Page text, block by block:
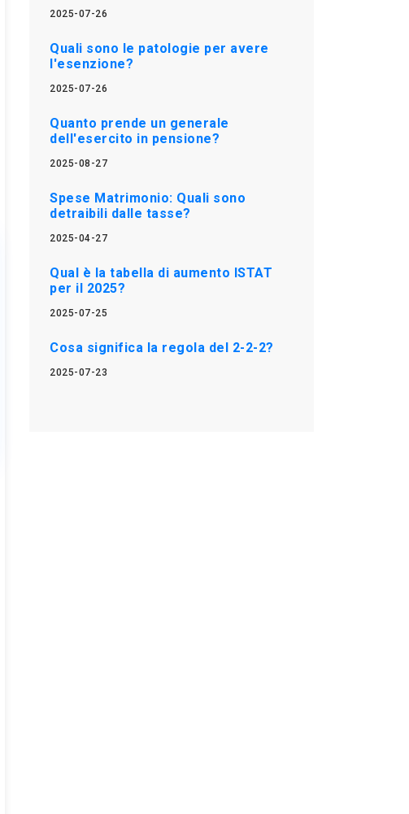
2025-07-26
Quali sono le patologie per avere
l'esenzione?
2025-07-26
Quanto prende un generale
dell'esercito in pensione?
2025-08-27
Spese Matrimonio: Quali sono
detraibili dalle tasse?
2025-04-27
Qual è la tabella di aumento ISTAT
per il 2025?
2025-07-25
Cosa significa la regola del 2-2-2?
2025-07-23